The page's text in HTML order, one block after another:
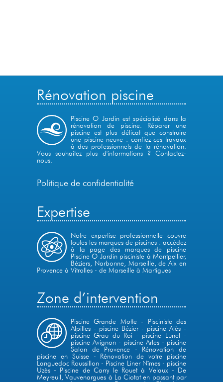
Rénovation piscine
Piscine O Jardin est spécialisé dans la
rénovation de piscine. Réparer une
piscine est plus délicat que construire
une piscine neuve : confiez ces travaux
à des professionnels de la rénovation.
Vous souhaitez plus d'informations ? Contactez-
nous.
Politique de confidentialité
Expertise
Notre expertise professionnelle couvre
toutes les marques de piscines : accédez
à la page des marques de piscine
Piscine O Jardin pisciniste à Montpellier,
Béziers, Narbonne, Marseille,de Aix en
Provence à Vitrolles - de Marseille à Martigues
Zone d’intervention
Piscine Grande Motte- Pisciniste des
Alpilles - piscine Bézier - piscine Alès -
piscine Grau du Roi- piscine Lunel -
piscine Avignon - piscine Arles- piscine
Salon de Provence - Rénovation de
piscine en Suisse- Rénovation de votre piscine
Languedoc Roussillon - Piscine Liner Nîmes- piscine
Uzès - Piscine de Carry le Rouet à Velaux- De
Meyreuil, Vauvenargues à La Ciotat en passant par